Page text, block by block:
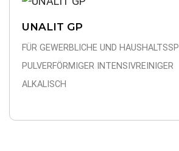
UNALIT GP
FÜR GEWERBLICHE UND
PULVERFÖRMIGER INTENSIVREINIGER
ALKALISCH